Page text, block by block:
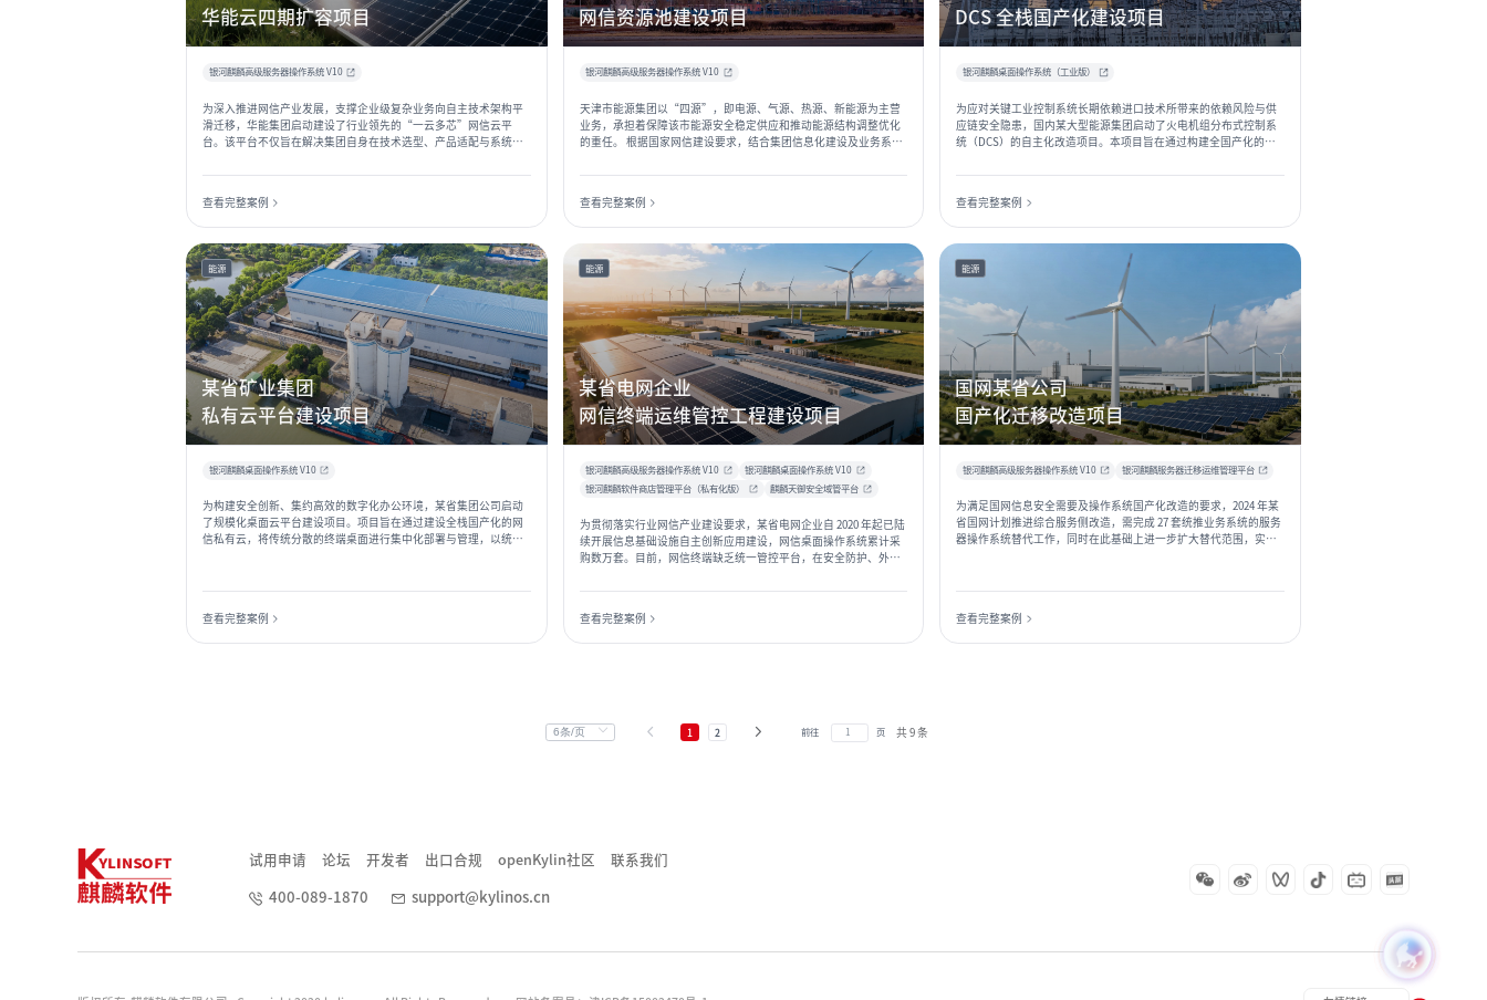
华能云四期扩容项目
银河麒麟高级服务器操作系统 V10
为深入推进网信产业发展，支撑企业级复杂业务向自主技术架构平
滑迁移，华能集团启动建设了行业领先的“一云多芯”网信云平
台。该平台不仅旨在解决集团自身在技术选型、产品适配与系统验
服务体系，为整个能源行业的数字化、自主化转型提供关键基础设
查看完整案例
网信资源池建设项目
银河麒麟高级服务器操作系统 V10
天津市能源集团以“四源”，即电源、气源、热源、新能源为主营
业务，承担着保障该市能源安全稳定供应和推动能源结构调整优化
的重任。 根据国家网信建设要求，结合集团信息化建设及业务系统
先行、分段实施、按需扩展”的方式，集团计划用五年时间稳步推
查看完整案例
DCS 全栈国产化建设项目
银河麒麟桌面操作系统（工业版）
为应对关键工业控制系统长期依赖进口技术所带来的依赖风险与供
应链安全隐患，国内某大型能源集团启动了火电机组分布式控制系
统（DCS）的自主化改造项目。本项目旨在通过构建全国产化的工
的安全、稳定与自主创新。项目严格遵循国际通用的 ISA-95 工业体
对操作系统的实时性、可靠性提出了极致严苛的要求。
查看完整案例
能源
某省矿业集团
私有云平台建设项目
银河麒麟桌面操作系统 V10
为构建安全创新、集约高效的数字化办公环境，某省集团公司启动
了规模化桌面云平台建设项目。项目旨在通过建设全栈国产化的网
信私有云，将传统分散的终端桌面进行集中化部署与管理，以统一
查看完整案例
能源
某省电网企业
网信终端运维管控工程建设项目
银河麒麟高级服务器操作系统 V10 银河麒麟桌面操作系统 V10
银河麒麟软件商店管理平台（私有化版） 麒麟天御安全域管平台
为贯彻落实行业网信产业建设要求，某省电网企业自 2020 年起已陆
续开展信息基础设施自主创新应用建设，网信桌面操作系统累计采
购数万套。目前，网信终端缺乏统一管控平台，在安全防护、外设
步推广，基于国产操作系统的终端在集中化管理、安全管控、应用
业级软件商店，实现对国产终端的统一身份认证、运维管理、配置
下发、软件分发、系统更新及审计运营等。
查看完整案例
能源
国网某省公司
国产化迁移改造项目
银河麒麟高级服务器操作系统 V10 银河麒麟服务器迁移运维管理平台
为满足国网信息安全需要及操作系统国产化改造的要求，2024 年某
省国网计划推进综合服务侧改造，需完成 27 套统推业务系统的服务
器操作系统替代工作，同时在此基础上进一步扩大替代范围，实现
查看完整案例
1 2 前往 页 共 9 条
试用申请 论坛 开发者 出口合规 openKylin社区 联系我们
400-089-1870 support@kylinos.cn